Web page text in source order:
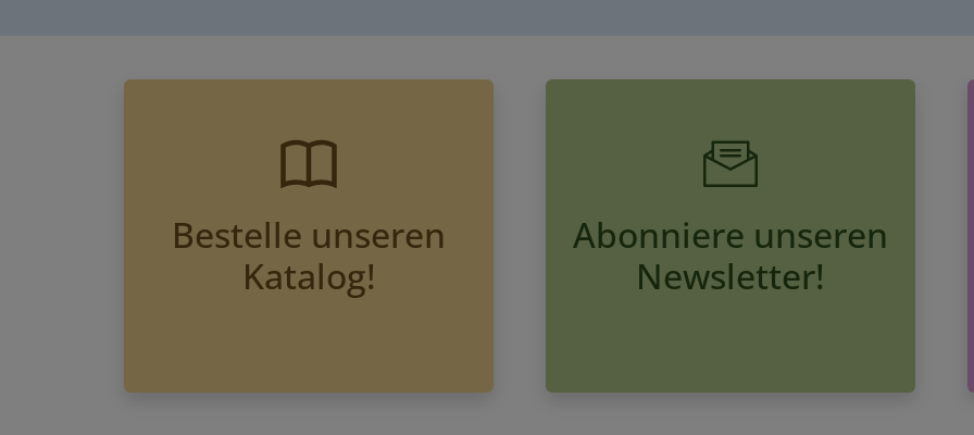
Bestelle unseren
Katalog!
Abonniere unseren
Newsletter!